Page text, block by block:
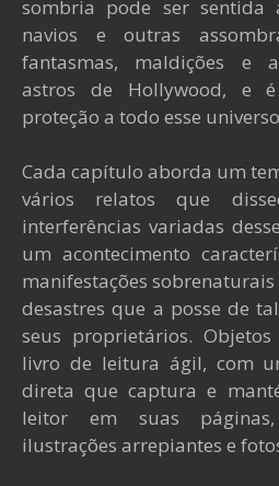
sombria pode ser sentida
navios e outras
fantasmas, maldições e
astros de Hollywood, e
proteção a todo esse
Cada capítulo aborda um
vários relatos que
interferências variadas
um acontecimento
manifestações
desastres que a posse de
seus proprietários.
livro de leitura ágil, com
direta que captura e
leitor em suas
ilustrações arrepiantes e